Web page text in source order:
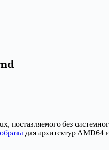
без
для архитектур AMD64